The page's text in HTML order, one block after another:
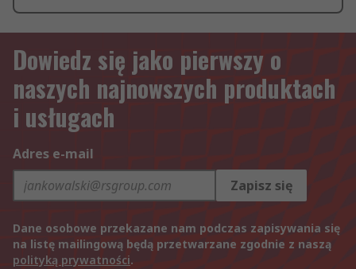
Dowiedz się jako pierwszy o
naszych najnowszych produktach
i usługach
Adres e-mail
Zapisz się
Dane osobowe przekazane nam podczas zapisywania się
na listę mailingową będą przetwarzane zgodnie z naszą
polityką prywatności.